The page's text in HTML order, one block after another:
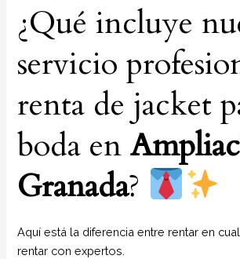
¿Qué incluye
servicio
renta de jacket
boda en
Granada?
Aquí está la diferencia entre rentar en
rentar con expertos.